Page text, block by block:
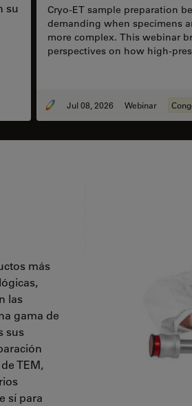
su
Cryo-ET sample preparation
demanding when specimens
more complex. This webinar
perspectives on how high-
out, serial lift-out, and
approaches.
Jul 08, 2026 Webinar
más
las
gama de
sus
TEM,
sí para